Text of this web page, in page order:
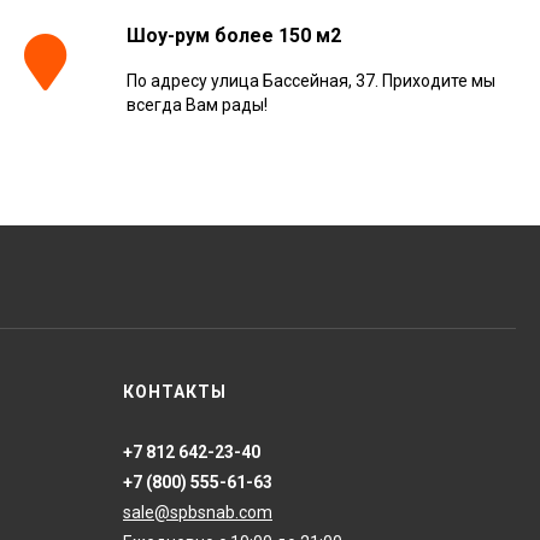
Керамогранит
Шоу-рум более 150 м2
По адресу улица Бассейная, 37. Приходите мы
всегда Вам рады!
КОНТАКТЫ
+7 812 642-23-40
+7 (800) 555-61-63
sale@spbsnab.com